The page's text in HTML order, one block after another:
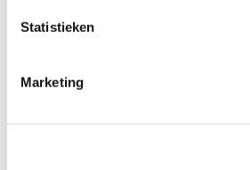
Statistieken
Marketing
Spear & Jackson
Op voorraad